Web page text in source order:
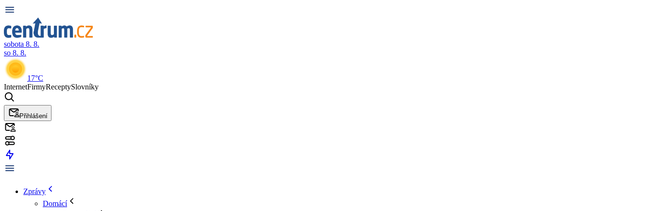
sobota 8. 8.
so 8. 8.
17°C
InternetFirmyReceptySlovníky
Přihlášení
Zprávy
Domácí